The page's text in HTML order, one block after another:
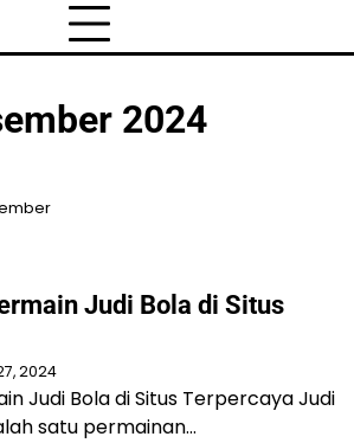
2024
Judi Bola di Situs
2024
Judi Bola di Situs Terpercaya Judi
satu permainan…